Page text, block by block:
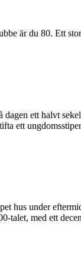
är du 80. Ett
ett halvt
ett
hus under
talet, med ett